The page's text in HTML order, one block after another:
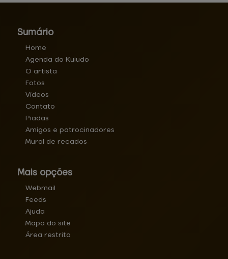
Sumário
Home
Agenda do Kuiudo
O artista
Fotos
Vídeos
Contato
Piadas
Amigos e patrocinadores
Mural de recados
Mais opções
Webmail
Feeds
Ajuda
Mapa do site
Área restrita